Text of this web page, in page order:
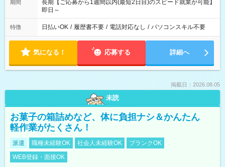
期間
長期【ご応募から1週間以内(最短2日目)のスピード就業が可能】
即日～
特徴 日払いOK / 履歴書不要 / 電話対応なし / パソコンスキル不要
気になる！ 応募する 詳細へ
掲載日：2026.08.05
未読
お菓子の箱詰めなど、体に負担ナシ＆かんたん
軽作業がたくさん！
派遣 職種未経験OK 社会人未経験OK
ブランクOK
WEB登録・面接OK